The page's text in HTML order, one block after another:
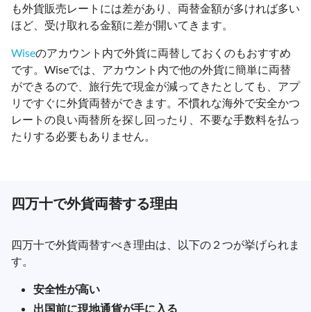
も外貨販売レートには差があり、両替金額が多ければ多い
ほど、受け取れる金額に差が開いてきます。
Wiseのアカウント内で外貨に両替しておくのもおすすめ
です。Wiseでは、アカウント内で他の外貨に簡単に両替
ができるので、旅行先で現金が減ってきたとしても、アプ
リですぐに外貨両替ができます。不慣れな海外で安全かつ
レートの良い両替所を探し回ったり、不要な手数料を払っ
たりする必要もありません。
四万十で外貨両替する理由
四万十で外貨両替すべき理由は、以下の２つが挙げられま
す。
安全性が高い
出国前に現地通貨が手に入る